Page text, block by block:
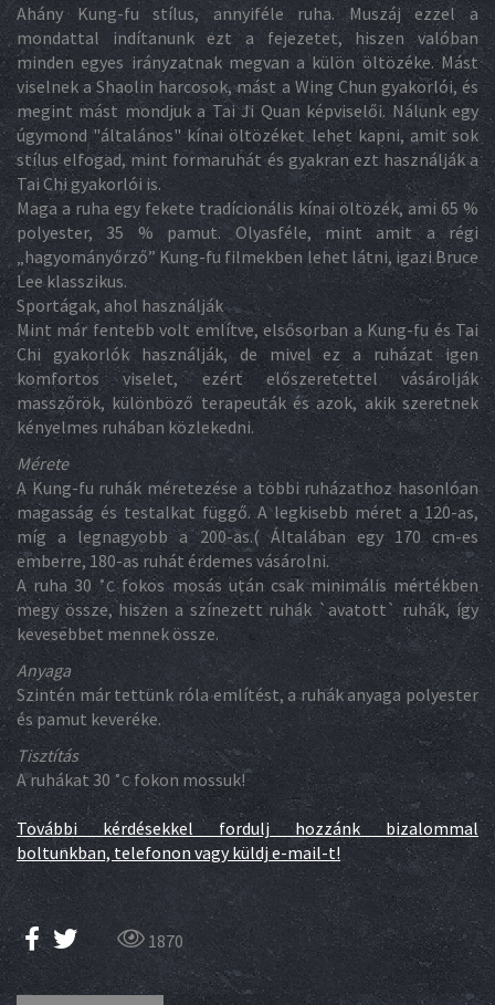
Ahány Kung-fu stílus, annyiféle ruha. Muszáj ezzel a
mondattal indítanunk ezt a fejezetet, hiszen valóban
minden egyes irányzatnak megvan a külön öltözéke. Mást
viselnek a Shaolin harcosok, mást a Wing Chun gyakorlói, és
megint mást mondjuk a Tai Ji Quan képviselői. Nálunk egy
úgymond "általános" kínai öltözéket lehet kapni, amit sok
stílus elfogad, mint formaruhát és gyakran ezt használják a
Tai Chi gyakorlói is.
Maga a ruha egy fekete tradícionális kínai öltözék, ami 65 %
polyester, 35 % pamut. Olyasféle, mint amit a régi
„hagyományőrző” Kung-fu filmekben lehet látni, igazi Bruce
Lee klasszikus.
Sportágak, ahol használják
Mint már fentebb volt említve, elsősorban a Kung-fu és Tai
Chi gyakorlók használják, de mivel ez a ruházat igen
komfortos viselet, ezért előszeretettel vásárolják
masszőrök, különböző terapeuták és azok, akik szeretnek
kényelmes ruhában közlekedni.
Mérete
A Kung-fu ruhák méretezése a többi ruházathoz hasonlóan
magasság és testalkat függő. A legkisebb méret a 120-as,
míg a legnagyobb a 200-as.( Általában egy 170 cm-es
emberre, 180-as ruhát érdemes vásárolni.
A ruha 30 ˚Cfokos mosás után csak minimális mértékben
megy össze, hiszen a színezett ruhák `avatott` ruhák, így
kevesebbet mennek össze.
Anyaga
Szintén már tettünk róla említést, a ruhák anyaga polyester
és pamut keveréke.
Tisztítás
A ruhákat 30 ˚Cfokon mossuk!
További kérdésekkel fordulj hozzánk bizalommal
boltunkban, telefonon vagy küldj e-mail-t!
1870